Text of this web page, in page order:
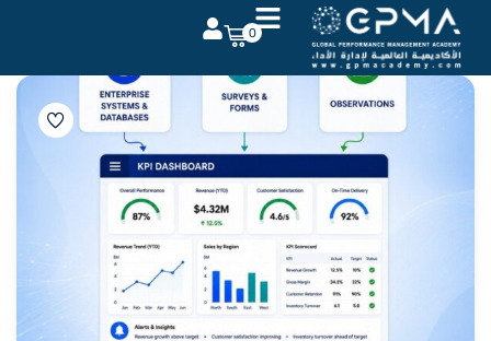
0
تسجيل الدخول
تسجيل الدخول
ليس لديك حساب ؟التوقيع